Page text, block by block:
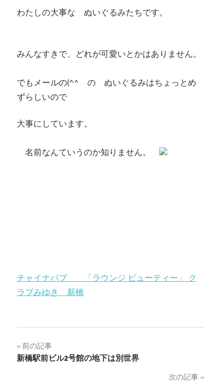
わたしの大事な ぬいぐるみたちです。
みんなすきで、どれが可愛いとかはありません。
でもメールの(^^ゞの ぬいぐるみはちょっとめ
ずらしいので
大事にしています。
名前なんていうのか知りません。
チャイナパブ 「ラウンジ ビューティー」 ク
ラブみゆき 新橋
投
稿
前の記事
新橋駅前ビル2号館の地下は別世界
次の記事